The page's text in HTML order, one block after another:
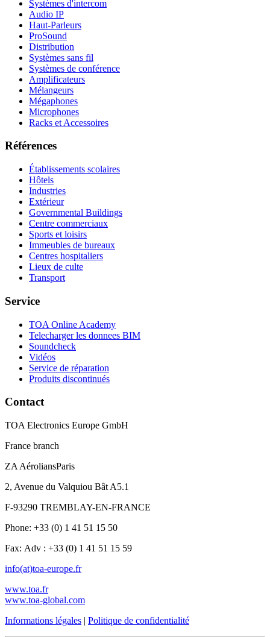
Systèmes d'intercom
Audio IP
Haut-Parleurs
ProSound
Distribution
Systèmes sans fil
Systèmes de conférence
Amplificateurs
Mélangeurs
Mégaphones
Microphones
Racks et Accessoires
Références
Établissements scolaires
Hôtels
Industries
Extérieur
Governmental Buildings
Centre commerciaux
Sports et loisirs
Immeubles de bureaux
Centres hospitaliers
Lieux de culte
Transport
Service
TOA Online Academy
Telecharger les donnees BIM
Soundcheck
Vidéos
Service de réparation
Produits discontinués
Contact
TOA Electronics Europe GmbH
France branch
ZA AéroliansParis
2, Avenue du Valquiou Bât A5.1
F-93290 TREMBLAY-EN-FRANCE
Phone: +33 (0) 1 41 51 15 50
Fax: Adv : +33 (0) 1 41 51 15 59
info(at)toa-europe.fr
www.toa.fr
www.toa-global.com
Informations légales | Politique de confidentialité